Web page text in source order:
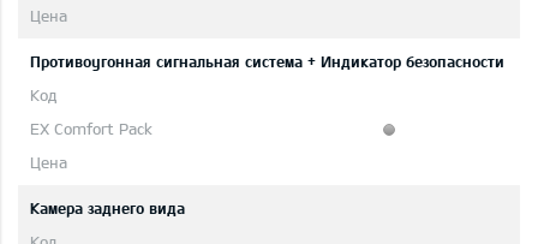
Противоугонная сигнальная система + Индикатор безопасности
Камера заднего вида